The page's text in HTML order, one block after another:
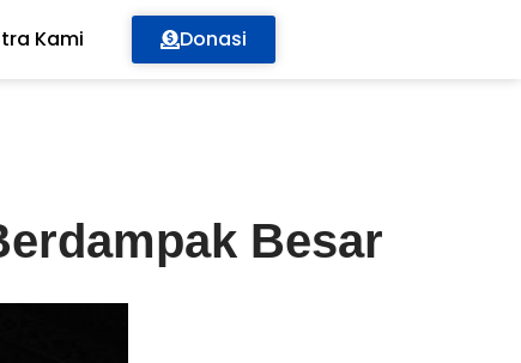
Kami Donasi
Besar